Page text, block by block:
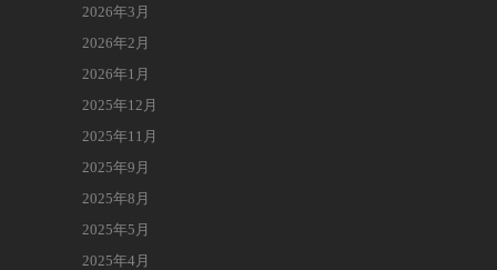
2026年3月
2026年2月
2026年1月
2025年12月
2025年11月
2025年9月
2025年8月
2025年5月
2025年4月